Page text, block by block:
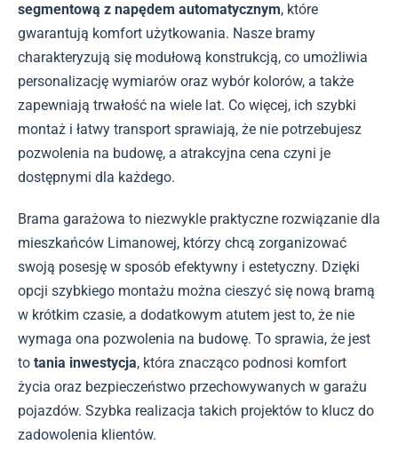
segmentową z napędem automatycznym, które
gwarantują komfort użytkowania. Nasze bramy
charakteryzują się modułową konstrukcją, co umożliwia
personalizację wymiarów oraz wybór kolorów, a także
zapewniają trwałość na wiele lat. Co więcej, ich szybki
montaż i łatwy transport sprawiają, że nie potrzebujesz
pozwolenia na budowę, a atrakcyjna cena czyni je
dostępnymi dla każdego.
Brama garażowa to niezwykle praktyczne rozwiązanie dla
mieszkańców Limanowej, którzy chcą zorganizować
swoją posesję w sposób efektywny i estetyczny. Dzięki
opcji szybkiego montażu można cieszyć się nową bramą
w krótkim czasie, a dodatkowym atutem jest to, że nie
wymaga ona pozwolenia na budowę. To sprawia, że jest
to tania inwestycja, która znacząco podnosi komfort
życia oraz bezpieczeństwo przechowywanych w garażu
pojazdów. Szybka realizacja takich projektów to klucz do
zadowolenia klientów.